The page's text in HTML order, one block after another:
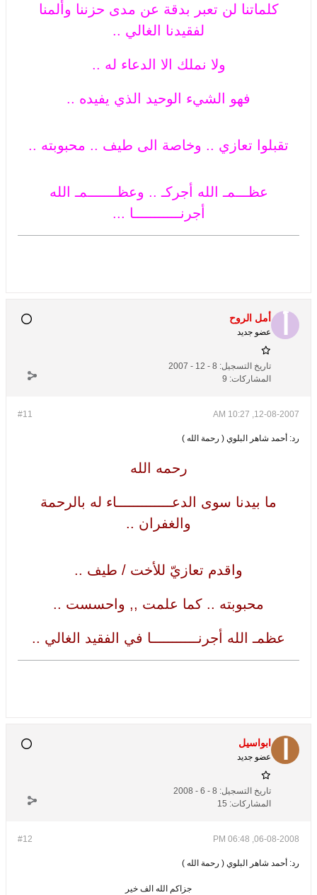
كلماتنا لن تعبر بدقة عن مدى حزننا وألمنا
لفقيدنا الغالي ..
ولا نملك الا الدعاء له ..
فهو الشيء الوحيد الذي يفيده ..
تقبلوا تعازي .. وخاصة الى طيف .. محبوبته ..
عظـــمـ الله أجركـ .. وعظـــــــمـ الله
أجرنـــــــــــا ...
أمل الروح
عضو جديد
تاريخ التسجيل: 8 - 12 - 2007
المشاركات: 9
#11 12-08-2007, 10:27 AM
رد: أحمد شاهر البلوي ( رحمة الله )
رحمه الله
ما بيدنا سوى الدعـــــــــــــاء له بالرحمة
والغفران ..
واقدم تعازيّ للأخت / طيف ..
محبوبته .. كما علمت ,, واحسست ..
عظمـ الله أجرنـــــــــــا في الفقيد الغالي ..
ابواسيل
عضو جديد
تاريخ التسجيل: 8 - 6 - 2008
المشاركات: 15
#12 06-08-2008, 06:48 PM
رد: أحمد شاهر البلوي ( رحمة الله )
جزاكم الله الف خير